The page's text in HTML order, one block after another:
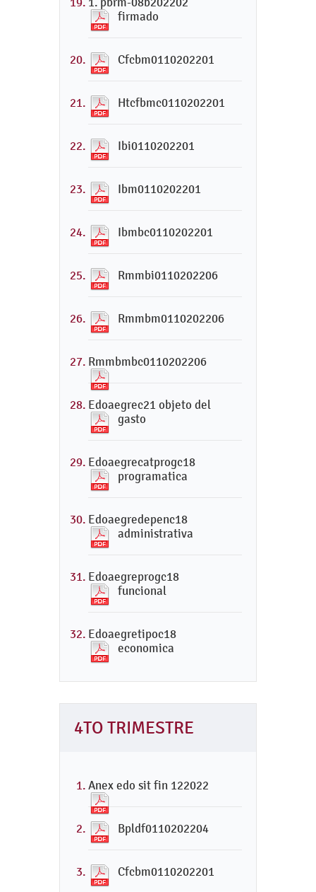
firmado
Cfcbm0110202201
Htcfbmc0110202201
Ibi0110202201
Ibm0110202201
Ibmbc0110202201
Rmmbi0110202206
Rmmbm0110202206
Rmmbmbc0110202206
Edoaegrec21 objeto del
gasto
Edoaegrecatprogc18
programatica
Edoaegredepenc18
administrativa
Edoaegreprogc18
funcional
Edoaegretipoc18
economica
4TO TRIMESTRE
Anex edo sit fin 122022
Bpldf0110202204
Cfcbm0110202201